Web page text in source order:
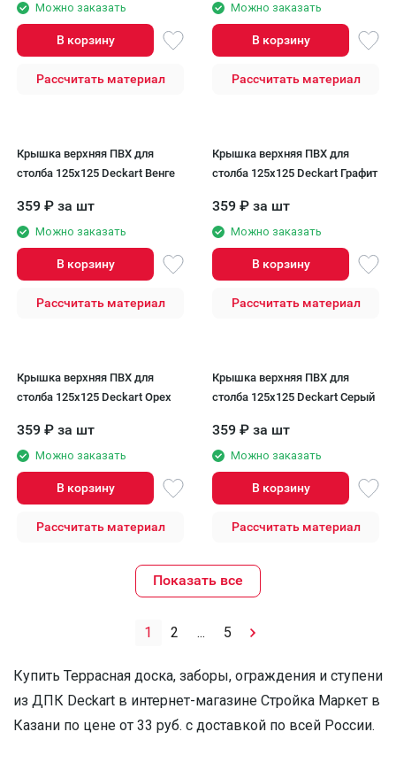
Можно заказать
В корзину
Рассчитать материал
Можно заказать
В корзину
Рассчитать материал
Крышка верхняя ПВХ для
столба 125х125 Deckart Венге
359 ₽ за шт
Можно заказать
В корзину
Рассчитать материал
Крышка верхняя ПВХ для
столба 125х125 Deckart Графит
359 ₽ за шт
Можно заказать
В корзину
Рассчитать материал
Крышка верхняя ПВХ для
столба 125х125 Deckart Орех
359 ₽ за шт
Можно заказать
В корзину
Рассчитать материал
Крышка верхняя ПВХ для
столба 125х125 Deckart Серый
359 ₽ за шт
Можно заказать
В корзину
Рассчитать материал
Показать все
1 2 ... 5
Купить Террасная доска, заборы, ограждения и ступени
из ДПК Deckart в интернет-магазине Стройка Маркет в
Казани по цене от 33 руб. с доставкой по всей России.